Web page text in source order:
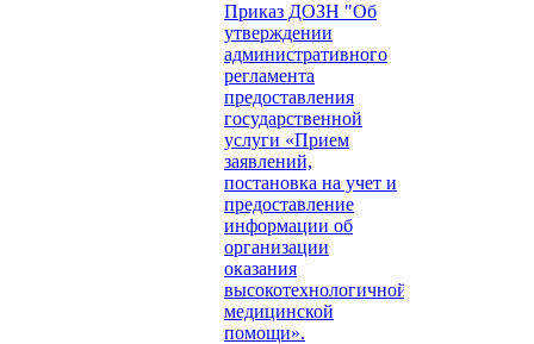
Приказ ДОЗН "Об
утверждении
административного
регламента
предоставления
государственной
услуги «Прием
заявлений,
постановка на учет и
предоставление
информации об
организации
оказания
высокотехнологичной
медицинской
помощи».